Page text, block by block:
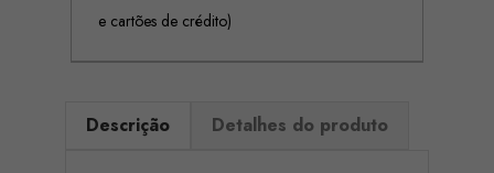
e cartões de crédito)
Descrição Detalhes do produto